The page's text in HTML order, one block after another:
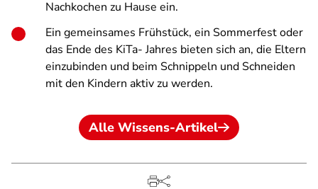
Nachkochen zu Hause ein.
Ein gemeinsames Frühstück, ein Sommerfest oder
das Ende des KiTa- Jahres bieten sich an, die Eltern
einzubinden und beim Schnippeln und Schneiden
mit den Kindern aktiv zu werden.
Alle Wissens-Artikel